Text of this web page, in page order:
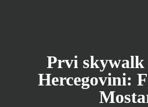
Prvi skywalk
Hercegovini: